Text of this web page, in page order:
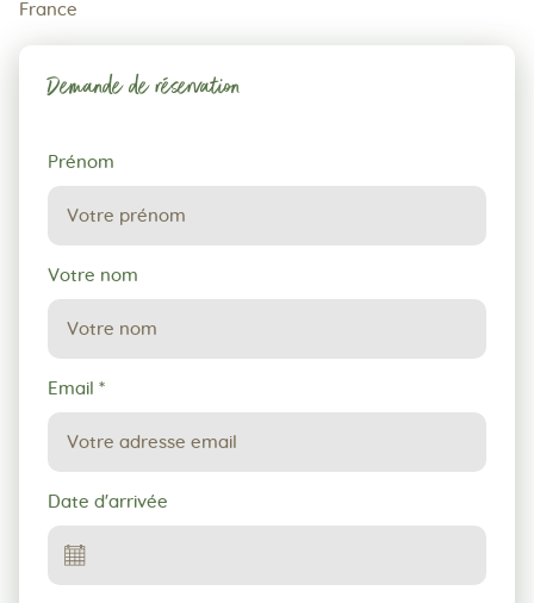
France
Demande de réservation
Demande
de
réservation
Prénom
Votre nom
Email *
Date d'arrivée